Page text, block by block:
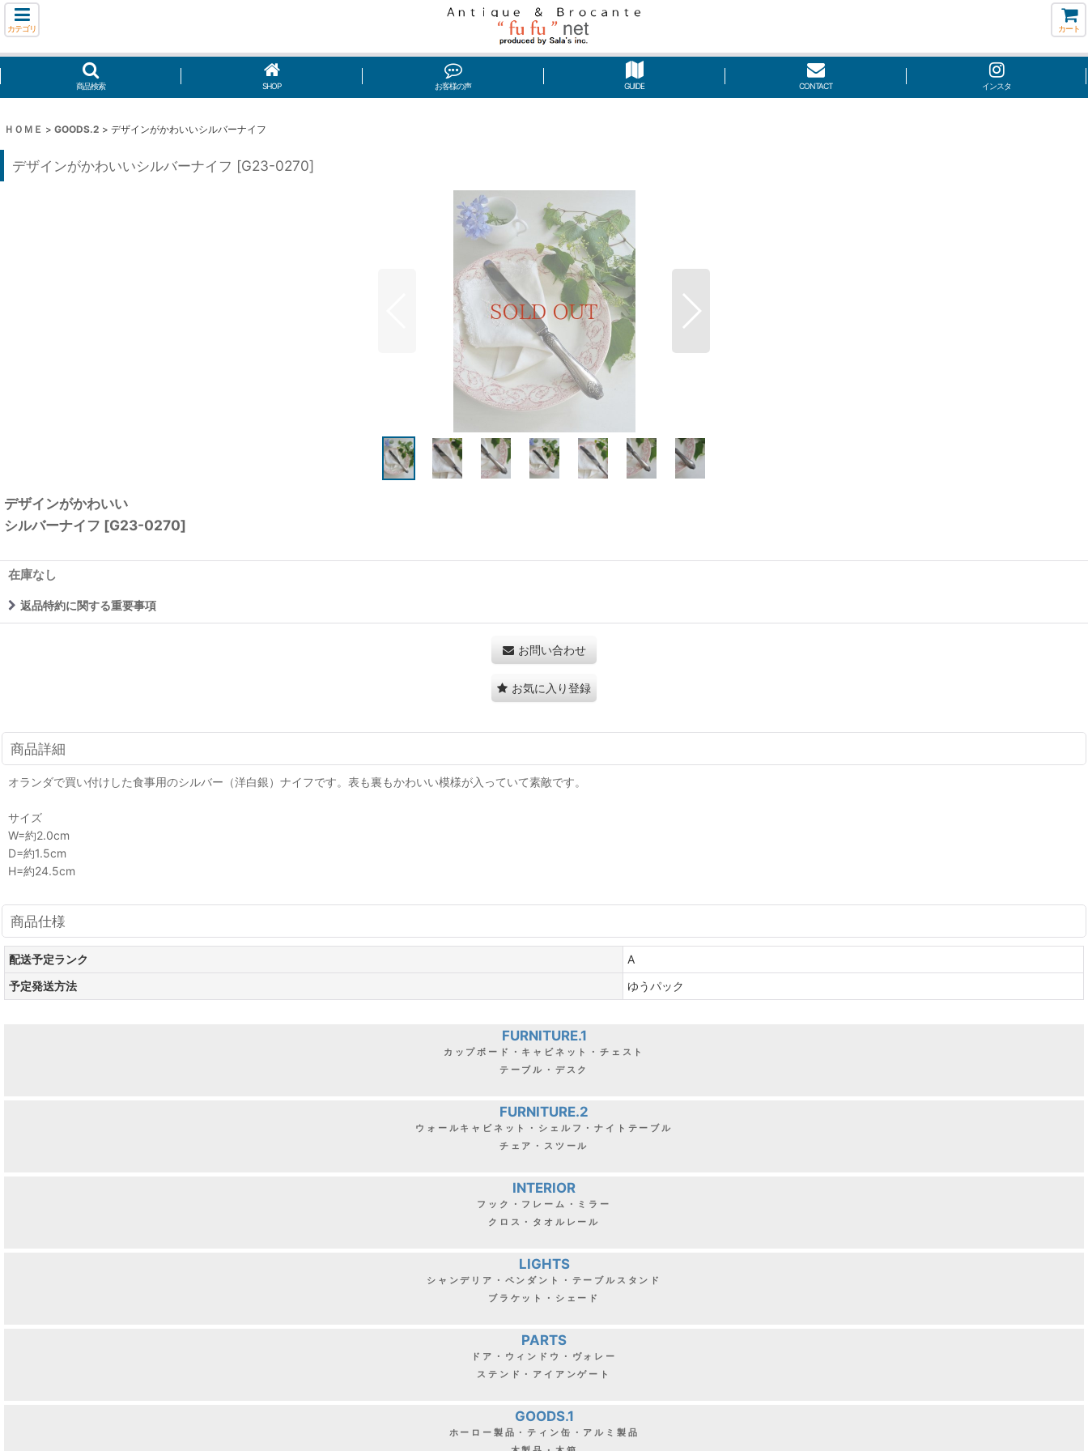
カテゴリ カート
商品検索 SHOP お客様の声 GUIDE CONTACT インスタ
ＨＯＭＥ > GOODS.2 > デザインがかわいいシルバーナイフ
デザインがかわいいシルバーナイフ [G23-0270]
デザインがかわいい
シルバーナイフ [G23-0270]
在庫なし
返品特約に関する重要事項
お問い合わせ
お気に入り登録
商品詳細
オランダで買い付けした食事用のシルバー（洋白銀）ナイフです。表も裏もかわいい模様が入っていて素敵です。
サイズ
W=約2.0cm
D=約1.5cm
H=約24.5cm
商品仕様
配送予定ランク
A
予定発送方法
ゆうパック
FURNITURE.1
カップボード・キャビネット・チェスト
テーブル・デスク
FURNITURE.2
ウォールキャビネット・シェルフ・ナイトテーブル
チェア・スツール
INTERIOR
フック・フレーム・ミラー
クロス・タオルレール
LIGHTS
シャンデリア・ペンダント・テーブルスタンド
ブラケット・シェード
PARTS
ドア・ウィンドウ・ヴォレー
ステンド・アイアンゲート
GOODS.1
ホーロー製品・ティン缶・アルミ製品